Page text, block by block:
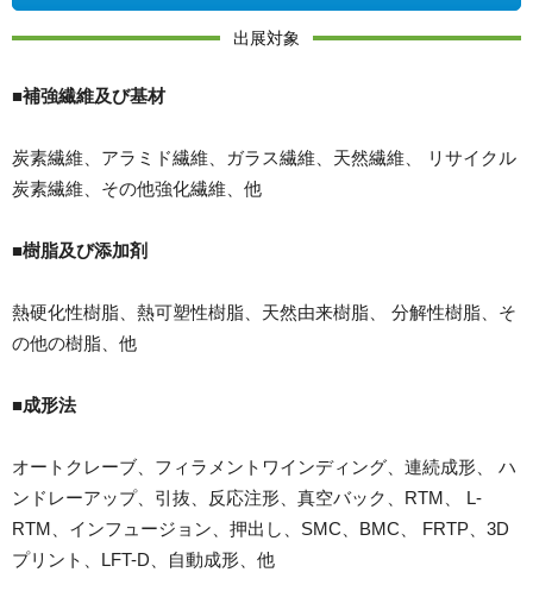
出展対象
■補強繊維及び基材
炭素繊維、アラミド繊維、ガラス繊維、天然繊維、 リサイクル
炭素繊維、その他強化繊維、他
■樹脂及び添加剤
熱硬化性樹脂、熱可塑性樹脂、天然由来樹脂、 分解性樹脂、そ
の他の樹脂、他
■成形法
オートクレーブ、フィラメントワインディング、連続成形、 ハ
ンドレーアップ、引抜、反応注形、真空バック、RTM、 L-
RTM、インフュージョン、押出し、SMC、BMC、 FRTP、3D
プリント、LFT-D、自動成形、他